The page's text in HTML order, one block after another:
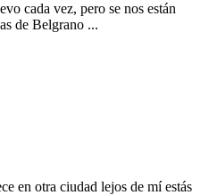
cada vez, pero se nos están
de Belgrano ...
en otra ciudad lejos de mí estás